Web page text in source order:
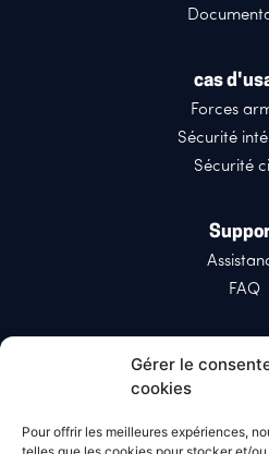
Gérer le
cookies
Pour offrir les meilleures expériences,
cas
Forces
Sécurité
Sécurité
FAQ
Réseaux